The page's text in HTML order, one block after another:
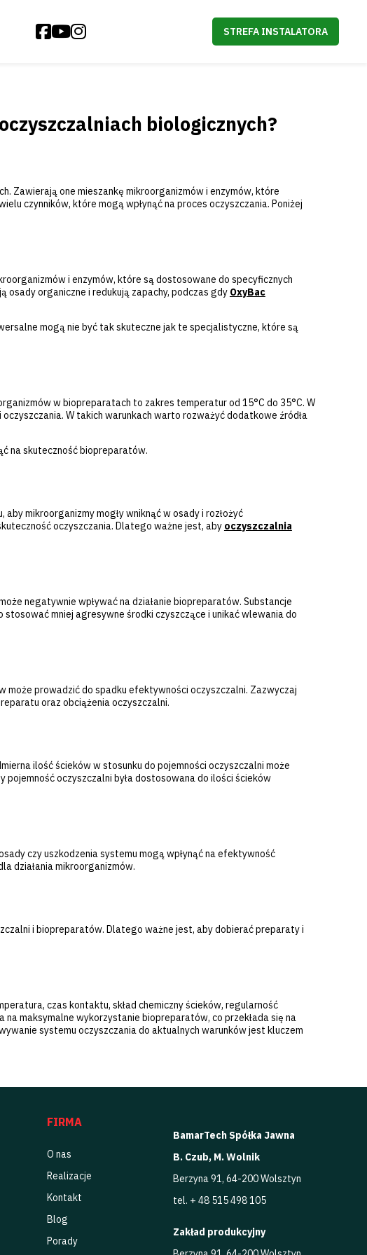
STREFA INSTALATORA
biologicznych?
Zawierają one mieszankę mikroorganizmów i enzymów, które
czynników, które mogą wpłynąć na proces oczyszczania. Poniżej
i enzymów, które są dostosowane do specyficznych
organiczne i redukują zapachy, podczas gdy OxyBac
mogą nie być tak skuteczne jak te specjalistyczne, które są
w biopreparatach to zakres temperatur od 15°C do 35°C. W
W takich warunkach warto rozważyć dodatkowe źródła
na skuteczność biopreparatów.
mikroorganizmy mogły wniknąć w osady i rozłożyć
oczyszczania. Dlatego ważne jest, aby oczyszczalnia
negatywnie wpływać na działanie biopreparatów. Substancje
mniej agresywne środki czyszczące i unikać wlewania do
prowadzić do spadku efektywności oczyszczalni. Zazwyczaj
oraz obciążenia oczyszczalni.
ilość ścieków w stosunku do pojemności oczyszczalni może
oczyszczalni była dostosowana do ilości ścieków
czy uszkodzenia systemu mogą wpłynąć na efektywność
działania mikroorganizmów.
i biopreparatów. Dlatego ważne jest, aby dobierać preparaty i
czas kontaktu, skład chemiczny ścieków, regularność
maksymalne wykorzystanie biopreparatów, co przekłada się na
systemu oczyszczania do aktualnych warunków jest kluczem
FIRMA
O nas
Realizacje
Kontakt
Blog
Porady
BamarTech Spółka Jawna
B. Czub, M. Wolnik
Berzyna 91, 64-200 Wolsztyn
tel. + 48 515 498 105
Zakład produkcyjny